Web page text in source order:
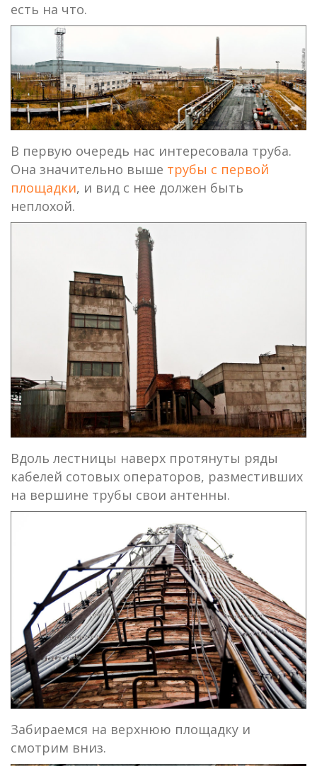
есть на что.
В первую очередь нас интересовала труба.
Она значительно выше трубы с первой
площадки, и вид с нее должен быть
неплохой.
Вдоль лестницы наверх протянуты ряды
кабелей сотовых операторов, разместивших
на вершине трубы свои антенны.
Забираемся на верхнюю площадку и
смотрим вниз.